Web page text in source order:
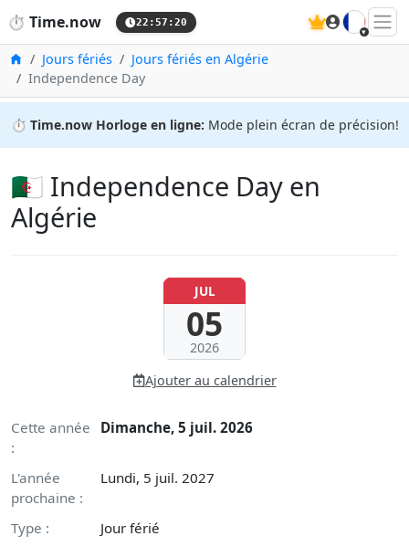
⏱️ Time.now 22:57:21 🇫🇷
Accueil
Jours fériés
Jours fériés en Algérie
Independence Day
⏱️ Time.now Horloge en ligne: Mode plein écran de précision!
🇩🇿 Independence Day en
Algérie
JUL
05
2026
Ajouter au calendrier
Cette année
:
Dimanche, 5 juil. 2026
L'année
prochaine :
Lundi, 5 juil. 2027
Type : Jour férié